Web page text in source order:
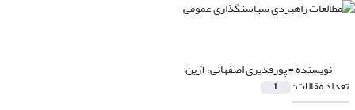
نویسنده =پورقدیری اصفهانی، آرین
تعداد مقالات: 1